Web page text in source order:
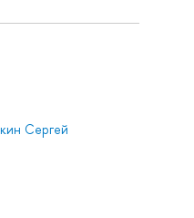
Сергей